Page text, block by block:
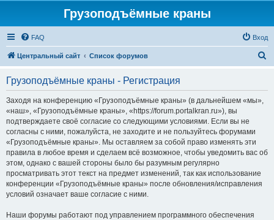
Грузоподъёмные краны
FAQ Вход
Центральный сайт Список форумов
Грузоподъёмные краны - Регистрация
Заходя на конференцию «Грузоподъёмные краны» (в дальнейшем «мы»,
«наш», «Грузоподъёмные краны», «https://forum.portalkran.ru»), вы
подтверждаете своё согласие со следующими условиями. Если вы не
согласны с ними, пожалуйста, не заходите и не пользуйтесь форумами
«Грузоподъёмные краны». Мы оставляем за собой право изменять эти
правила в любое время и сделаем всё возможное, чтобы уведомить вас об
этом, однако с вашей стороны было бы разумным регулярно
просматривать этот текст на предмет изменений, так как использование
конференции «Грузоподъёмные краны» после обновления/исправления
условий означает ваше согласие с ними.
Наши форумы работают под управлением программного обеспечения